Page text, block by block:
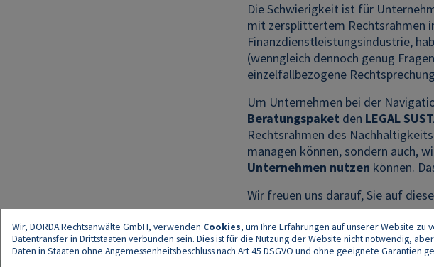
Die Schwierigkeit ist für
mit zersplittertem Rechtsrahmen
Finanzdienstleistungsindustrie,
(wenngleich dennoch genug
einzelfallbezogene
Um Unternehmen bei der
Beratungspaket den LEGAL
Rechtsrahmen des
managen können, sondern auch,
Unternehmen nutzen können.
Wir freuen uns darauf, Sie auf
Wir, DORDA Rechtsanwälte GmbH, verwenden Cookies, um Ihre Erfahrungen auf unserer Website zu
Datentransfer in Drittstaaten verbunden sein. Dies ist für die Nutzung der Website nicht notwendig,
Daten in Staaten ohne Angemessenheitsbeschluss nach Art 45 DSGVO und ohne geeignete Garantien